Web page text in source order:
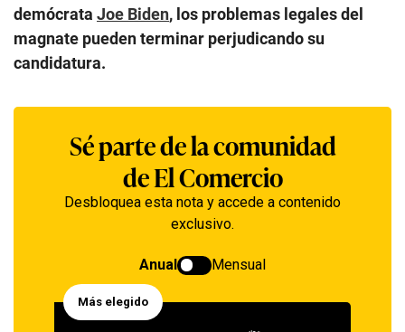
demócrata Joe Biden, los problemas legales del
magnate pueden terminar perjudicando su
candidatura.